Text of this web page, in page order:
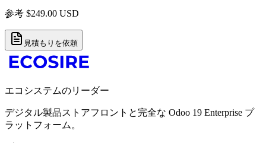
参考 $249.00 USD
見積もりを依頼
エコシステムのリーダー
デジタル製品ストアフロントと完全な Odoo 19 Enterprise プ
ラットフォーム。